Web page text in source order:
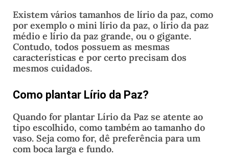
Existem vários tamanhos de lírio da paz, como
por exemplo o mini lírio da paz, o lírio da paz
médio e lírio da paz grande, ou o gigante.
Contudo, todos possuem as mesmas
características e por certo precisam dos
mesmos cuidados.
Como plantar Lírio da Paz?
Quando for plantar Lírio da Paz se atente ao
tipo escolhido, como também ao tamanho do
vaso. Seja como for, dê preferência para um
com boca larga e fundo.